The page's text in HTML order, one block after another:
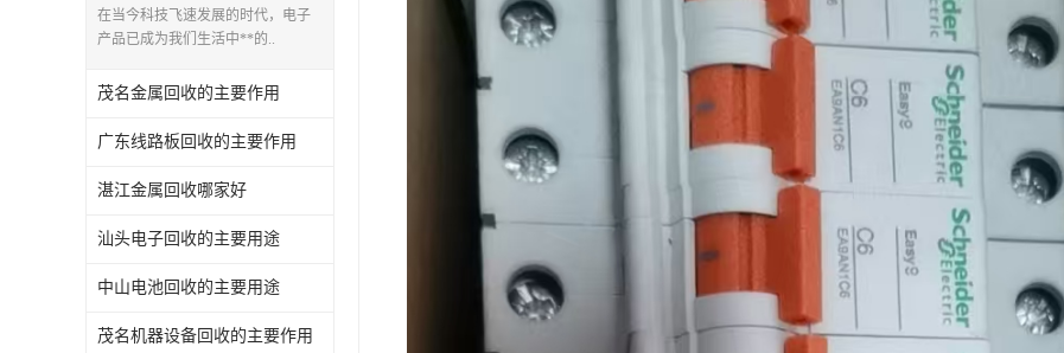
在当今科技飞速发展的时代，电子
产品已成为我们生活中**的..
茂名金属回收的主要作用
广东线路板回收的主要作用
湛江金属回收哪家好
汕头电子回收的主要用途
中山电池回收的主要用途
茂名机器设备回收的主要作用